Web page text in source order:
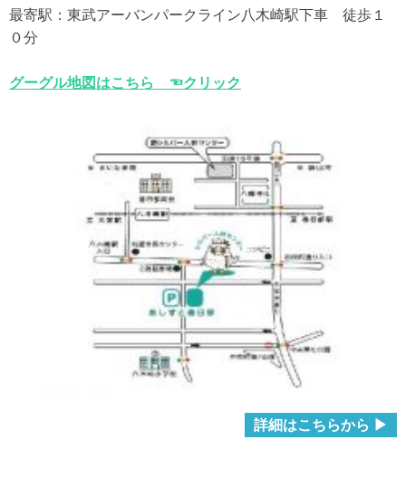
最寄駅：東武アーバンパークライン八木崎駅下車 徒歩１
０分
グーグル地図はこちら ☜クリック
詳細はこちらから ▶